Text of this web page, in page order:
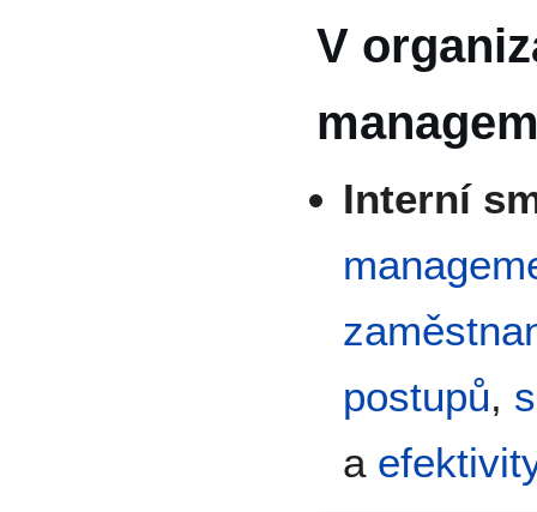
V
Interní
postupů,
a